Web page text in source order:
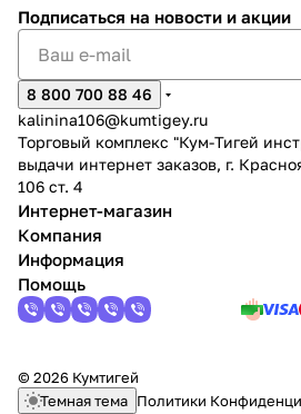
Подписаться на новости и акции
8 800 700 88 46
kalinina106@kumtigey.ru
Торговый комплекс "Кум-Тигей
выдачи интернет заказов, г.
106 ст. 4
Интернет-магазин
Компания
Информация
Помощь
© 2026 Кумтигей
Темная тема Политики